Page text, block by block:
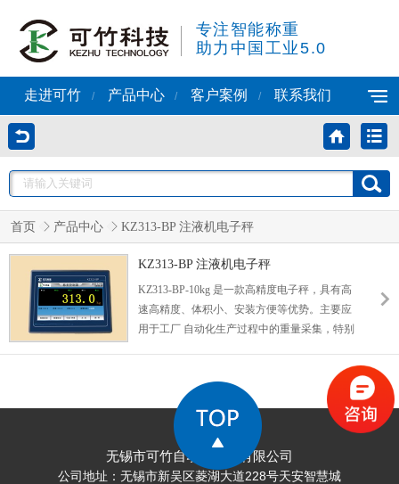
专注智能称重
助力中国工业5.0
走进可竹 / 产品中心 / 客户案例 / 联系我们
首页 产品中心 KZ313-BP 注液机电子秤
KZ313-BP 注液机电子秤
KZ313-BP-10kg 是一款高精度电子秤，具有高
速高精度、体积小、安装方便等优势。主要应
用于工厂 自动化生产过程中的重量采集，特别
速高精度领域设备。电子秤型号：KZ313-BP-
10kg，称重仪表型号：KZ313-BP，称重模块
型号：KW102M-10kg。
无锡市可竹自动化科技有限公司
公司地址：无锡市新吴区菱湖大道228号天安智慧城